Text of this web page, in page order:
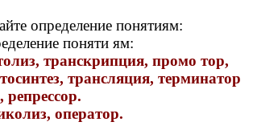
определение понятиям:
поняти ям:
транскрипция, промо тор,
трансляция, терминатор
репрессор.
оператор.